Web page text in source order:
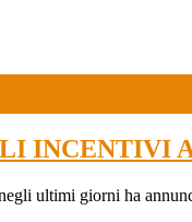
INCENTIVI
ultimi giorni ha